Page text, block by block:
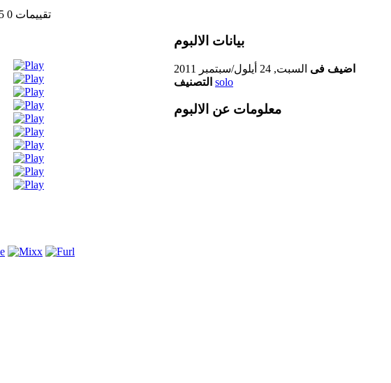
0 تقييمات
بيانات الالبوم
اضيف فى السبت, 24 أيلول/سبتمبر 2011
التصنيف solo
معلومات عن الالبوم